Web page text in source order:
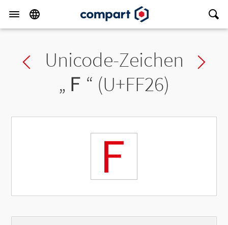
Previous char
Unicode-Zeichen
„ Ｆ “ (U+FF26)
Ｆ